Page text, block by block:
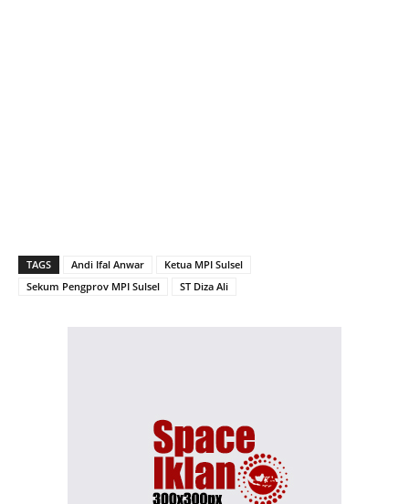
TAGS Andi Ifal Anwar
Ketua MPI Sulsel
Sekum Pengprov MPI Sulsel
ST Diza Ali